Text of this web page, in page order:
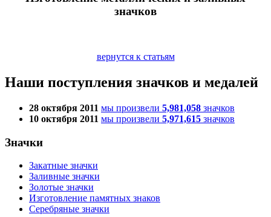
значков
вернутся к статьям
Наши поступления значков и медалей
28 октября 2011 мы произвели 5,981,058 значков
10 октября 2011 мы произвели 5,971,615 значков
Значки
Закатные значки
Заливные значки
Золотые значки
Изготовление памятных знаков
Серебряные значки